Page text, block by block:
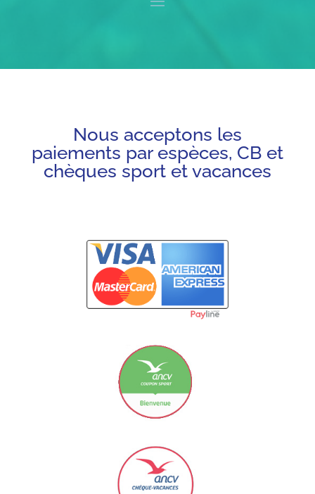
Nous acceptons les
paiements par espèces, CB et
chèques sport et vacances
Carte Bancaire